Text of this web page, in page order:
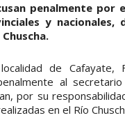
penalmente por
y nacionales,
de Cafayate,
al
por su
en el Río